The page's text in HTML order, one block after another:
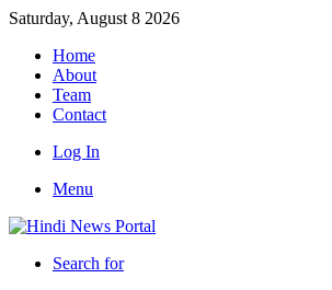
Saturday, August 8 2026
Home
About
Team
Contact
Log In
Menu
Search for